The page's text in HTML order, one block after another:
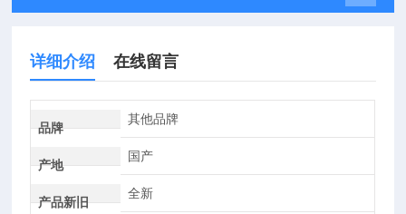
详细介绍 在线留言
品牌
其他品牌
产地
国产
产品新旧
全新